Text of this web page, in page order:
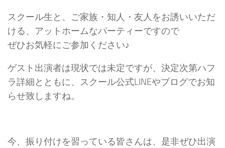
スクール生と、ご家族・知人・友人をお誘いいただ
ける、アットホームなパーティーですので
ぜひお気軽にご参加ください♪
ゲスト出演者は現状では未定ですが、決定次第ハフ
ラ詳細とともに、スクール公式LINEやブログでお知
らせ致しますね。
今、振り付けを習っている皆さんは、是非ぜひ出演